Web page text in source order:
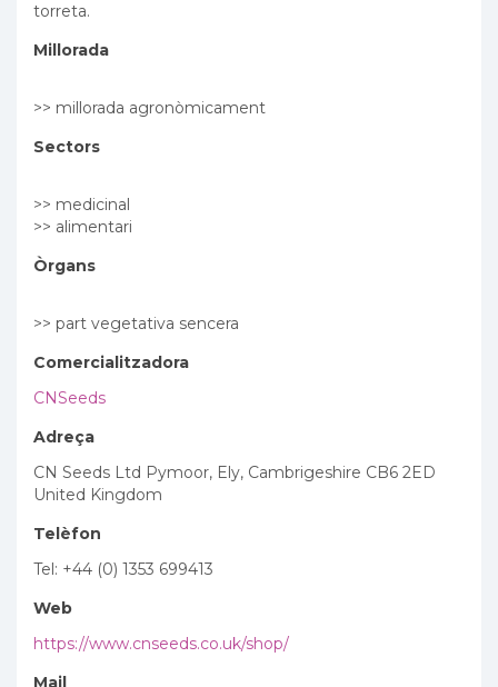
torreta.
Millorada
>> millorada agronòmicament
Sectors
>> medicinal
>> alimentari
Òrgans
>> part vegetativa sencera
Comercialitzadora
CNSeeds
Adreça
CN Seeds Ltd Pymoor, Ely, Cambrigeshire CB6 2ED
United Kingdom
Telèfon
Tel: +44 (0) 1353 699413
Web
https://www.cnseeds.co.uk/shop/
Mail